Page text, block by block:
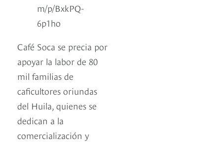
m/p/BxkPQ-
6p1ho
Café Soca se precia por
apoyar la labor de 80
mil familias de
caficultores oriundas
del Huila, quienes se
dedican a la
comercialización y